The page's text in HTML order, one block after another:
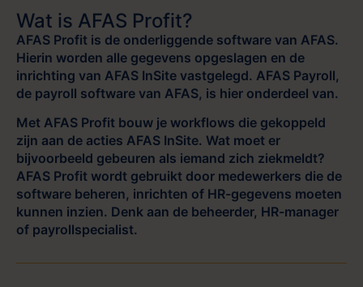
Wat is AFAS Profit?
AFAS Profit is de onderliggende software van AFAS.
Hierin worden alle gegevens opgeslagen en de
inrichting van AFAS InSite vastgelegd. AFAS Payroll,
de payroll software van AFAS, is hier onderdeel van.
Met AFAS Profit bouw je workflows die gekoppeld
zijn aan de acties AFAS InSite. Wat moet er
bijvoorbeeld gebeuren als iemand zich ziekmeldt?
AFAS Profit wordt gebruikt door medewerkers die de
software beheren, inrichten of HR-gegevens moeten
kunnen inzien. Denk aan de beheerder, HR-manager
of payrollspecialist.